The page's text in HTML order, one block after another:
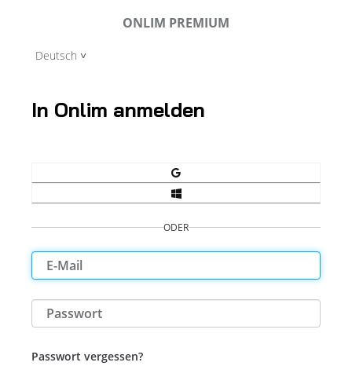
ONLIM PREMIUM
Deutsch
In Onlim anmelden
ODER
Passwort vergessen?